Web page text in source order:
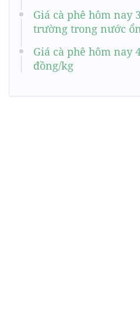
Giá cà phê hôm nay
trường trong nước
Giá cà phê hôm nay
đồng/kg